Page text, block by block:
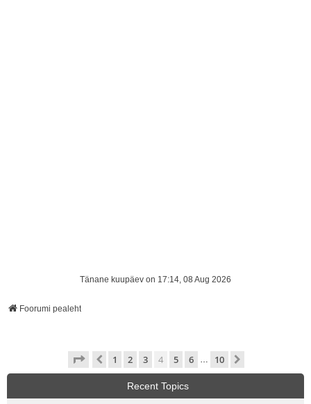
Tänane kuupäev on 17:14, 08 Aug 2026
Foorumi pealeht
. leht10 -st
Eelmine
1 2 3 4 5 6 … 10
Recent Topics